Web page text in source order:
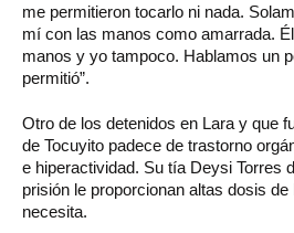
me permitieron tocarlo ni nada.
mí con las manos como amarrada.
manos y yo tampoco. Hablamos un
permitió”.
Otro de los detenidos en Lara y que
de Tocuyito padece de trastorno
e hiperactividad. Su tía Deysi Torres
prisión le proporcionan altas dosis
necesita.